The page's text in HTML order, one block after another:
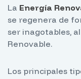
La Energía
se regenera de
ser inagotables,
Renovable.
Los principales